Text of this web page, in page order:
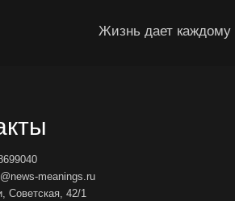
Жизнь дает каждому
meanings.ru
Советская, 42/1